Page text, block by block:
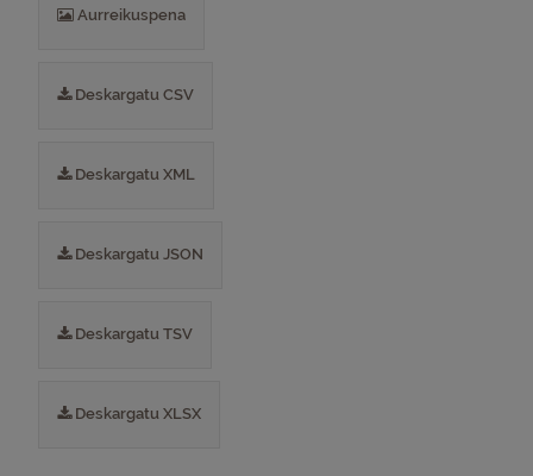
Aurreikuspena
Deskargatu CSV
Deskargatu XML
Deskargatu JSON
Deskargatu TSV
Deskargatu XLSX